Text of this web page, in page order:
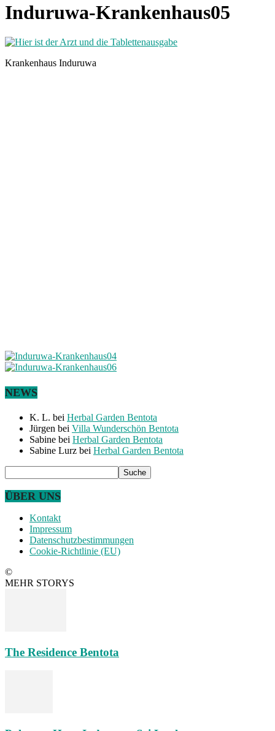
Induruwa-Krankenhaus05
Krankenhaus Induruwa
NEWS
K. L. bei Herbal Garden Bentota
Jürgen bei Villa Wunderschön Bentota
Sabine bei Herbal Garden Bentota
Sabine Lurz bei Herbal Garden Bentota
ÜBER UNS
Kontakt
Impressum
Datenschutzbestimmungen
Cookie-Richtlinie (EU)
©
MEHR STORYS
The Residence Bentota